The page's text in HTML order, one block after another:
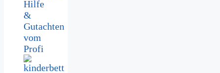
Hilfe
&
Gutachten
vom
Profi